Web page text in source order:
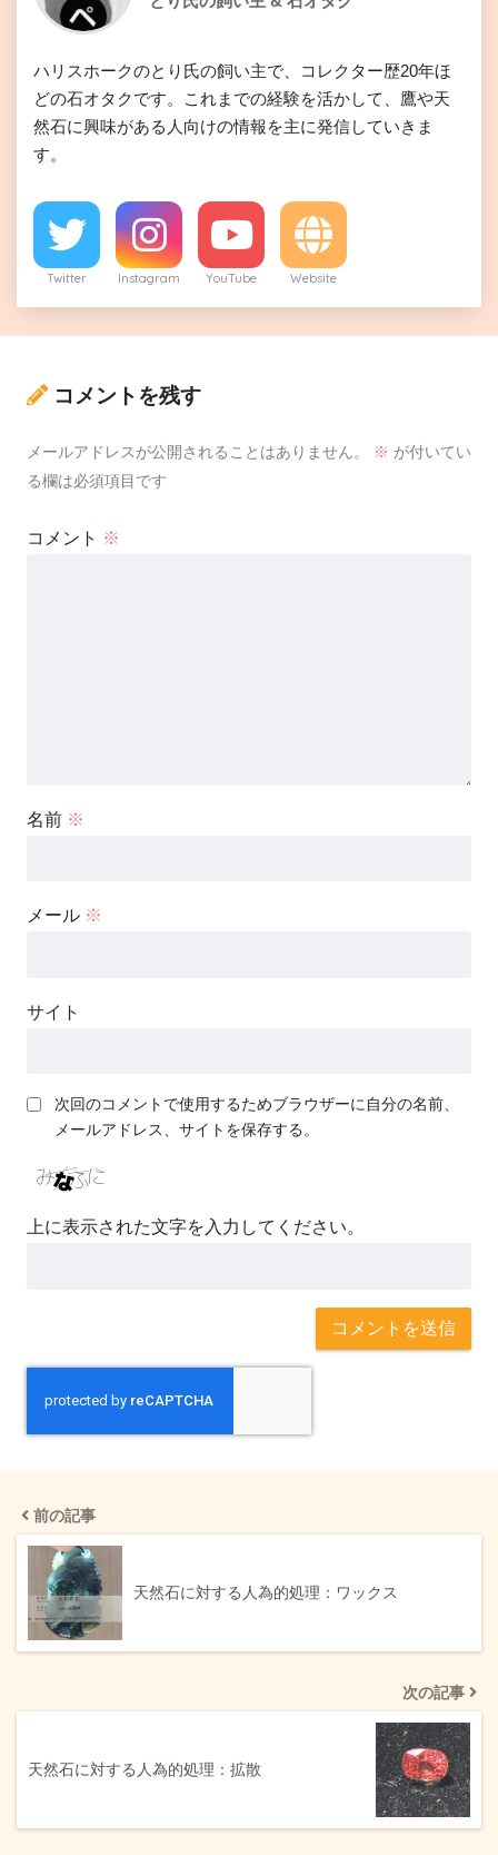
ハリスホークのとり氏の飼い主で、コレクター歴20年ほ
どの石オタクです。これまでの経験を活かして、鷹や天
然石に興味がある人向けの情報を主に発信していきま
す。
Twitter Instagram YouTube Website
コメントを残す
メールアドレスが公開されることはありません。 ※ が付いてい
る欄は必須項目です
コメント ※
名前 ※
メール ※
サイト
次回のコメントで使用するためブラウザーに自分の名前、
メールアドレス、サイトを保存する。
上に表示された文字を入力してください。
前の記事
天然石に対する人為的処理：ワックス
次の記事
天然石に対する人為的処理：拡散